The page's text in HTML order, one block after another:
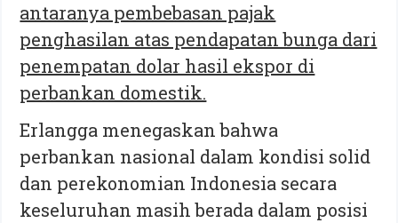
antaranya pembebasan pajak
penghasilan atas pendapatan bunga dari
penempatan dolar hasil ekspor di
perbankan domestik.
Erlangga menegaskan bahwa
perbankan nasional dalam kondisi solid
dan perekonomian Indonesia secara
keseluruhan masih berada dalam posisi